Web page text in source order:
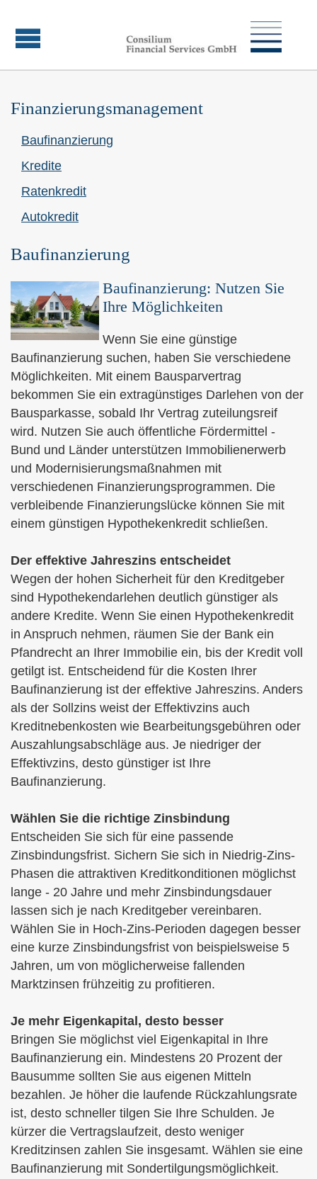
Finanzierungsmanagement
Baufinanzierung
Kredite
Ratenkredit
Autokredit
Baufinanzierung
Baufinanzierung: Nutzen Sie
Ihre Möglichkeiten
Wenn Sie eine günstige
Baufinanzierung suchen, haben Sie verschiedene
Möglichkeiten. Mit einem Bausparvertrag
bekommen Sie ein extragünstiges Darlehen von der
Bausparkasse, sobald Ihr Vertrag zuteilungsreif
wird. Nutzen Sie auch öffentliche Fördermittel -
Bund und Länder unterstützen Immobilienerwerb
und Modernisierungsmaßnahmen mit
verschiedenen Finanzierungsprogrammen. Die
verbleibende Finanzierungslücke können Sie mit
einem günstigen Hypothekenkredit schließen.
Der effektive Jahreszins entscheidet
Wegen der hohen Sicherheit für den Kreditgeber
sind Hypothekendarlehen deutlich günstiger als
andere Kredite. Wenn Sie einen Hypothekenkredit
in Anspruch nehmen, räumen Sie der Bank ein
Pfandrecht an Ihrer Immobilie ein, bis der Kredit voll
getilgt ist. Entscheidend für die Kosten Ihrer
Baufinanzierung ist der effektive Jahreszins. Anders
als der Sollzins weist der Effektivzins auch
Kreditnebenkosten wie Bearbeitungsgebühren oder
Auszahlungsabschläge aus. Je niedriger der
Effektivzins, desto günstiger ist Ihre
Baufinanzierung.
Wählen Sie die richtige Zinsbindung
Entscheiden Sie sich für eine passende
Zinsbindungsfrist. Sichern Sie sich in Niedrig-Zins-
Phasen die attraktiven Kreditkonditionen möglichst
lange - 20 Jahre und mehr Zinsbindungsdauer
lassen sich je nach Kreditgeber vereinbaren.
Wählen Sie in Hoch-Zins-Perioden dagegen besser
eine kurze Zinsbindungsfrist von beispielsweise 5
Jahren, um von möglicherweise fallenden
Marktzinsen frühzeitig zu profitieren.
Je mehr Eigenkapital, desto besser
Bringen Sie möglichst viel Eigenkapital in Ihre
Baufinanzierung ein. Mindestens 20 Prozent der
Bausumme sollten Sie aus eigenen Mitteln
bezahlen. Je höher die laufende Rückzahlungsrate
ist, desto schneller tilgen Sie Ihre Schulden. Je
kürzer die Vertragslaufzeit, desto weniger
Kreditzinsen zahlen Sie insgesamt. Wählen sie eine
Baufinanzierung mit Sondertilgungsmöglichkeit.